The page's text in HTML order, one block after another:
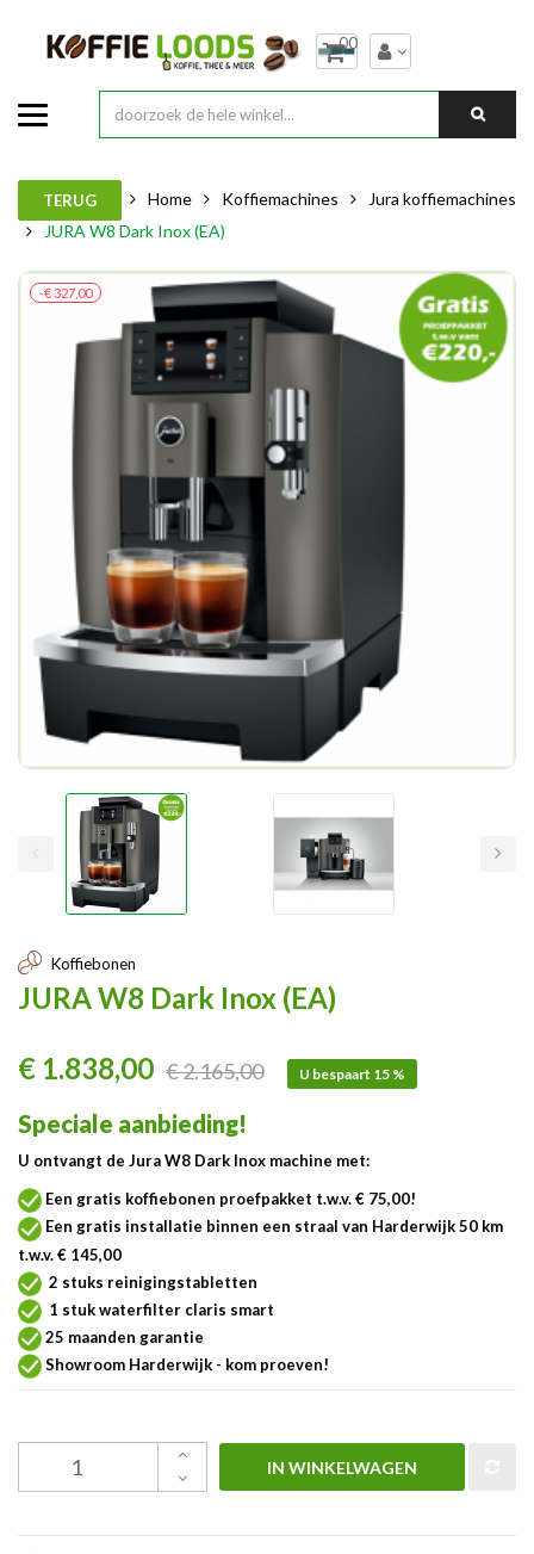
00
TERUG Home Koffiemachines
Jura koffiemachines
JURA W8 Dark Inox (EA)
-€ 327,00
Koffiebonen
JURA W8 Dark Inox (EA)
€ 1.838,00 € 2.165,00 U bespaart 15 %
Speciale aanbieding!
U ontvangt de Jura W8 Dark Inox machine met:
Een gratis koffiebonen proefpakket t.w.v. € 75,00!
Een gratis installatie binnen een straal van Harderwijk 50 km
t.w.v. € 145,00
2 stuks reinigingstabletten
1 stuk waterfilter claris smart
25 maanden garantie
Showroom Harderwijk - kom proeven!
IN WINKELWAGEN